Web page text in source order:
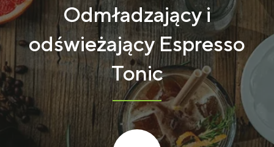
Odmładzający i
odświeżający Espresso
Tonic